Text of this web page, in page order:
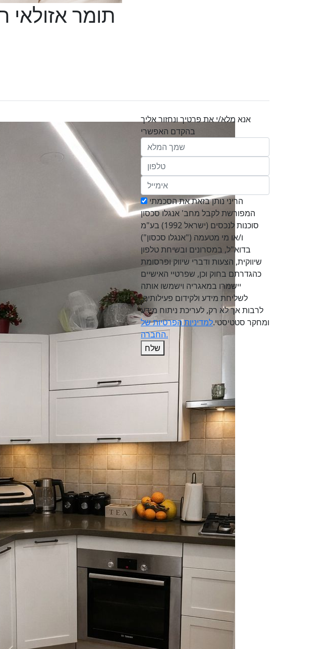
אנא מלא/י את פרטיך ונחזור אליך
בהקדם האפשרי
המפורשת לקבל מחב' אנגלו סכסון
סוכנות לנכסים (ישראל 1992) בע"מ
ו/או מי מטעמה ("אנגלו סכסון")
בדוא"ל, במסרונים ובשיחת טלפון
שיווקית, הצעות ודברי שיווק ופרסומת
כהגדרתם בחוק וכן, שפרטיי האישיים
יישמרו במאגריה וישמשו אותה
לשליחת מידע ולקידום פעילותיה,
לרבות אך לא רק, לעריכת ניתוח מידע
ומחקר סטטיסטי.למדיניות הפרטיות של
החברה.
שלח